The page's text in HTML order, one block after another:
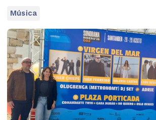
Música